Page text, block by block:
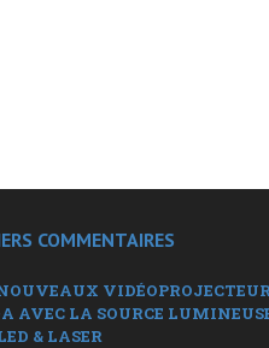
COMMENTAIRES
AVEC LA SOURCE
& LASER